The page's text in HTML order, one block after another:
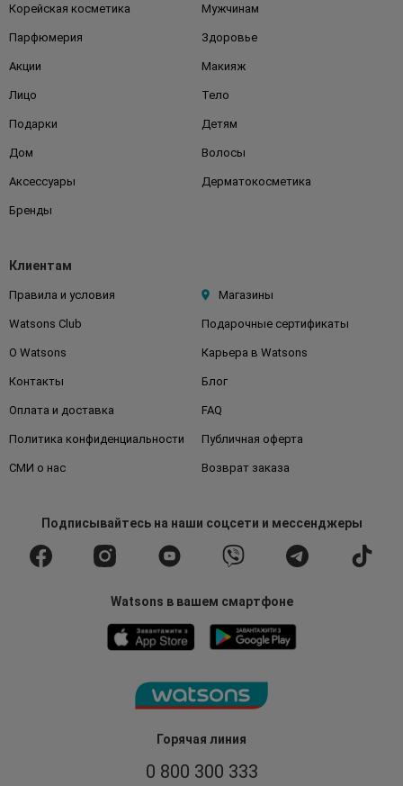
Горячая линия
0 800 300 333
Корейская косметика Мужчинам
Парфюмерия Здоровье
Акции Макияж
Лицо Тело
Подарки Детям
Дом Волосы
Аксессуары Дерматокосметика
Бренды
Клиентам
Правила и условия Магазины
Watsons Club Подарочные сертификаты
О Watsons Карьера в Watsons
Контакты Блог
Оплата и доставка FAQ
Политика конфиденциальности Публичная оферта
СМИ о нас Возврат заказа
Подписывайтесьна наши соцсети и мессенджеры
Watsons в вашем смартфоне